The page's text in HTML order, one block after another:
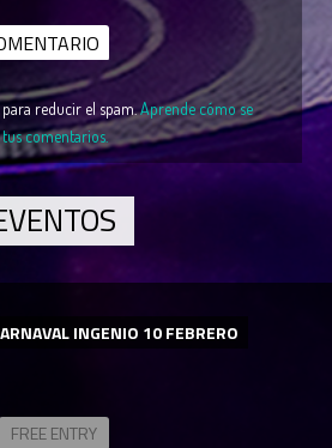
reducir el spam.Aprende cómo se
comentarios.
INGENIO 10 FEBRERO
FREE ENTRY